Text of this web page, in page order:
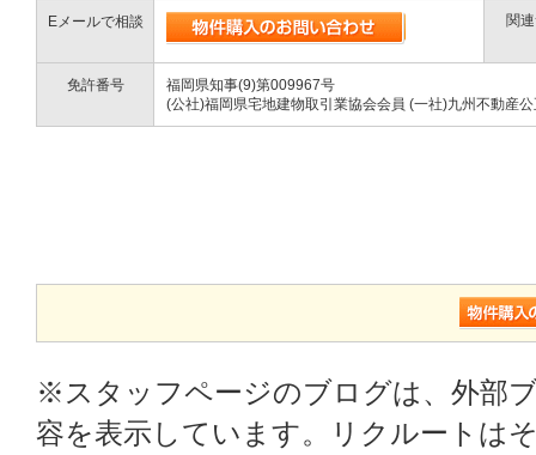
Eメールで相談 関
免許番号
福岡県知事(9)第009967号
(公社)福岡県宅地建物取引業協会会員 (一社)九州不動産
※スタッフページのブログは、外部
容を表示しています。リクルートは